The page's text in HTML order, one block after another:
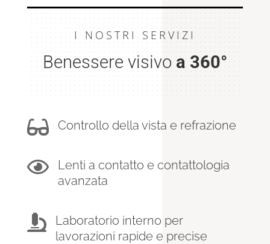
I NOSTRI SERVIZI
Benessere visivo a 360°
 Controllo della vista e refrazione

Lenti a contatto e contattologia
avanzata

Laboratorio interno per
lavorazioni rapide e precise